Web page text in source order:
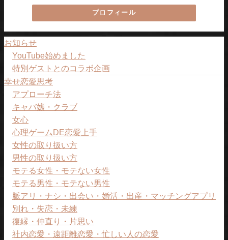
プロフィール
お知らせ
YouTube始めました
特別ゲストとのコラボ企画
幸せ恋愛思考
アプローチ法
キャバ嬢・クラブ
女心
心理ゲームDE恋愛上手
女性の取り扱い方
男性の取り扱い方
モテる女性・モテない女性
モテる男性・モテない男性
脈アリ・ナシ・出会い・婚活・出産・マッチングアプリ
別れ・失恋・未練
復縁・仲直り・片思い
社内恋愛・遠距離恋愛・忙しい人の恋愛